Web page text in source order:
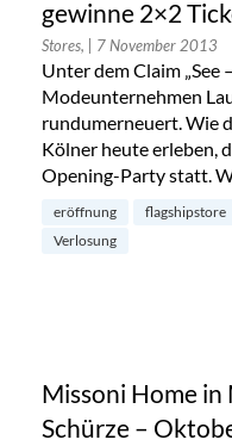
gewinne 2×2
Stores, | 7 November 2013
Unter dem Claim „See
Modeunternehmen
rundumerneuert. Wie
Kölner heute erleben,
Opening-Party statt.
eröffnung flagshipstore
Verlosung
Missoni Home
Schürze –